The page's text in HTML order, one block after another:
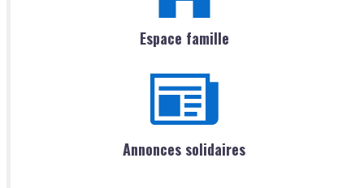
Espace famille
Annonces solidaires